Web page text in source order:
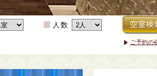
人数
ご予約の